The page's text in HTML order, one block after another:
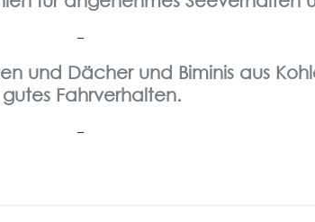
–
und Dächer und Biminis aus
Fahrverhalten.
–